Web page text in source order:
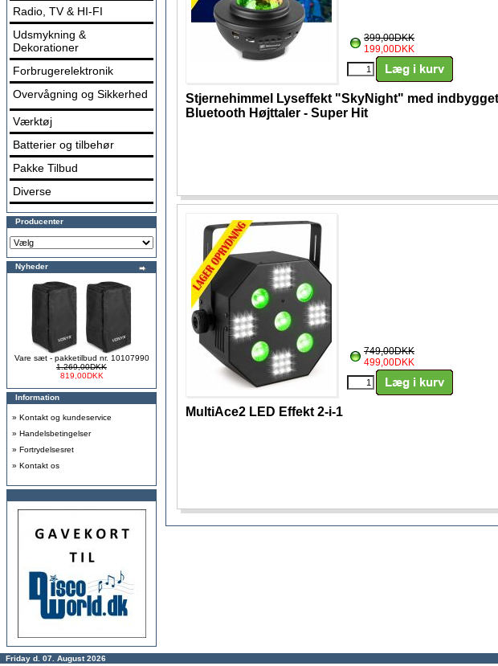
Radio, TV & HI-FI
Udsmykning &
Dekorationer
Forbrugerelektronik
Overvågning og Sikkerhed
Værktøj
Batterier og tilbehør
Pakke Tilbud
Diverse
Producenter
Nyheder
Vare sæt - pakketilbud nr. 10107990
1.269,00DKK
819,00DKK
Information
» Kontakt og kundeservice
» Handelsbetingelser
» Fortrydelsesret
» Kontakt os
399,00DKK
199,00DKK
Stjernehimmel Lyseffekt "SkyNight" med indbygget
Bluetooth Højttaler - Super Hit
749,00DKK
499,00DKK
MultiAce2 LED Effekt 2-i-1
Friday d. 07. August 2026